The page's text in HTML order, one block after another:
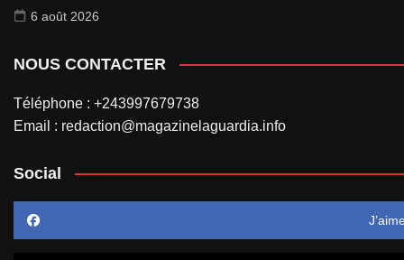
6 août 2026
NOUS CONTACTER
Téléphone : +243997679738
Email : redaction@magazinelaguardia.info
Social